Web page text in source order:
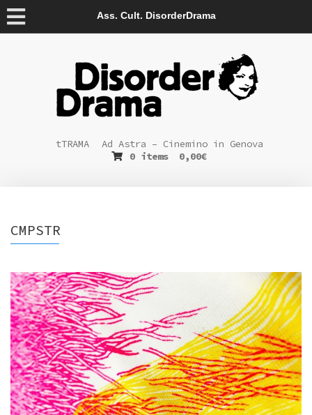
Ass. Cult. DisorderDrama
tTRAMA
Ad Astra – Cinemino in Genova
0 items
0,00€
CMPSTR